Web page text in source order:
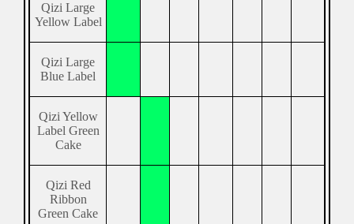
Qizi Large
Yellow Label
Qizi Large
Blue Label
Qizi Yellow
Label Green
Cake
Qizi Red
Ribbon
Green Cake